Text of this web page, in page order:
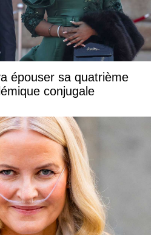
épouser sa quatrième
conjugale